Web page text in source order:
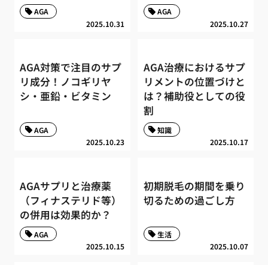
2025.10.31
AGA
2025.10.27
AGA
AGA対策で注目のサプ
リ成分！ノコギリヤ
シ・亜鉛・ビタミン
2025.10.23
AGA
AGA治療におけるサプ
リメントの位置づけと
は？補助役としての役
割
2025.10.17
知識
AGAサプリと治療薬
（フィナステリド等）
の併用は効果的か？
2025.10.15
AGA
初期脱毛の期間を乗り
切るための過ごし方
2025.10.07
生活